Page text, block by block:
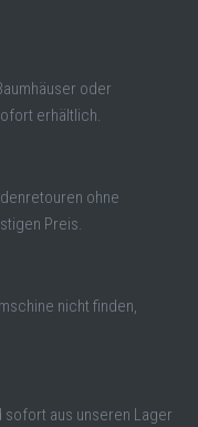
oder
erhältlich.
ohne
Preis.
nicht finden,
sofort aus unseren Lager